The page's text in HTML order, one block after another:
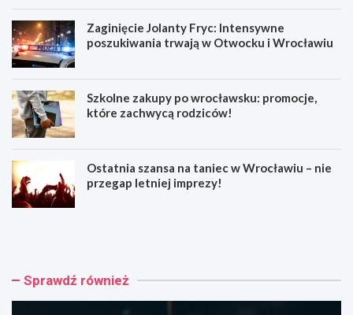
Zaginięcie Jolanty Fryc: Intensywne
poszukiwania trwają w Otwocku i Wrocławiu
Szkolne zakupy po wrocławsku: promocje,
które zachwycą rodziców!
Ostatnia szansa na taniec w Wrocławiu – nie
przegap letniej imprezy!
1
t
Z
i
Sprawdź również